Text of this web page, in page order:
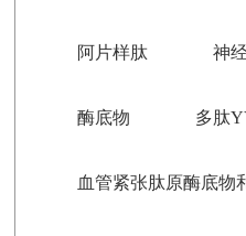
阿片样肽 神
酶底物 多肽
血管紧张肽原酶底物